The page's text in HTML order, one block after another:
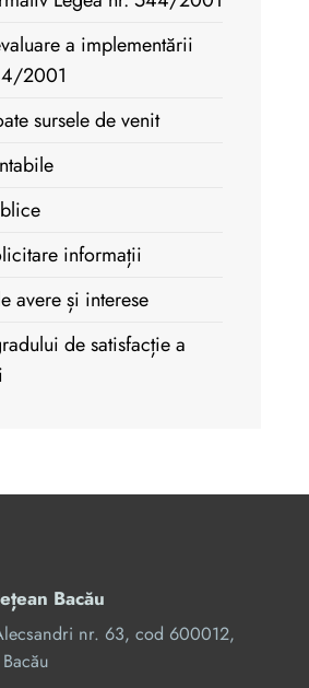
a implementării
2001
sursele de venit
informații
avere și interese
de satisfacție a
Bacău
nr. 63, cod 600012,